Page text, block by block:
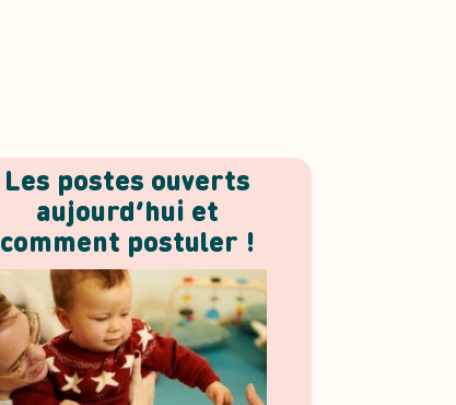
Les postes ouverts
aujourd’hui et
comment postuler !